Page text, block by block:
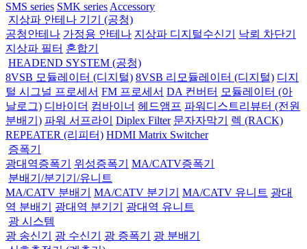
SMS series SMK series Accessory
지상파 안테나 기기 (공청)
공청안테나 가정용 안테나 지상파 디지털수신기
낙뢰 차단기
지상파 필터 혼합기
HEADEND SYSTEM (공청)
8VSB 모듈레이터 (디지털) 8VSB 리모듈레이터 (디지털) 디지
털 시그널 프로세서 FM 프로세서 DA 컨버터 모듈레이터 (아
날로그) 디바이더 컴바이너 헤드앰프 파워디스트리뷰터 (전원
분배기) 파워 서프라이 Diplex Filter 문자자막기
렉 (RACK)
REPEATER (리피터) HDMI Matrix Switcher
증폭기
광대역증폭기
위성증폭기
MA/CATV증폭기
분배기/분기기/유니트
MA/CATV 분배기
MA/CATV 분기기 MA/CATV 유니트 광대
역 분배기
광대역 분기기
광대역 유니트
광 시스템
광 송신기
광 수신기 광 증폭기
광 분배기